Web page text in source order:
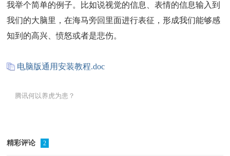
我举个简单的例子。比如说视觉的信息、表情的信息输入到
我们的大脑里，在海马旁回里面进行表征，形成我们能够感
知到的高兴、愤怒或者是悲伤。
电脑版通用安装教程.doc
腾讯何以养虎为患？
精彩评论 2